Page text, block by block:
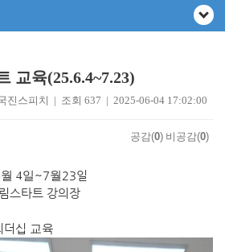
교육(25.6.4~7.23)
진스피치 | 조회 637 | 2025-06-04 17:02:00
공감(0) 비공감(0)
월 4일~7월23일
스타트 강의장
십 교육